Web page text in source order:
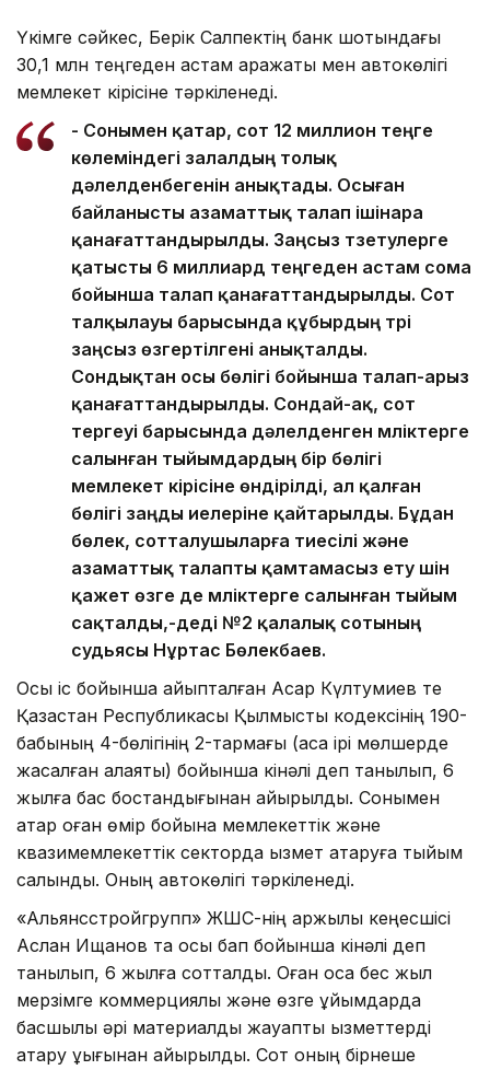
Үкімге сәйкес, Берік Салпектің банк шотындағы
30,1 млн теңгеден астам қаражаты мен автокөлігі
мемлекет кірісіне тәркіленеді.
- Сонымен қатар, сот 12 миллион теңге
көлеміндегі залалдың толық
дәлелденбегенін анықтады. Осыған
байланысты азаматтық талап ішінара
қанағаттандырылды. Заңсыз түзетулерге
қатысты 6 миллиард теңгеден астам сома
бойынша талап қанағаттандырылды. Сот
талқылауы барысында құбырдың түрі
заңсыз өзгертілгені анықталды.
Сондықтан осы бөлігі бойынша талап-арыз
қанағаттандырылды. Сондай-ақ, сот
тергеуі барысында дәлелденген мүліктерге
салынған тыйымдардың бір бөлігі
мемлекет кірісіне өндірілді, ал қалған
бөлігі заңды иелеріне қайтарылды. Бұдан
бөлек, сотталушыларға тиесілі және
азаматтық талапты қамтамасыз ету үшін
қажет өзге де мүліктерге салынған тыйым
сақталды,-деді №2 қалалық сотының
судьясы Нұртас Бөлекбаев.
Осы іс бойынша айыпталған Асқар Күлтумиев те
Қазақстан Республикасы Қылмыстық кодексінің 190-
бабының 4-бөлігінің 2-тармағы (аса ірі мөлшерде
жасалған алаяқтық) бойынша кінәлі деп танылып, 6
жылға бас бостандығынан айырылды. Сонымен
қатар оған өмір бойына мемлекеттік және
квазимемлекеттік секторда қызмет атқаруға тыйым
салынды. Оның автокөлігі тәркіленеді.
«Альянсстройгрупп» ЖШС-нің қаржылық кеңесшісі
Аслан Ищанов та осы бап бойынша кінәлі деп
танылып, 6 жылға сотталды. Оған қоса бес жыл
мерзімге коммерциялық және өзге ұйымдарда
басшылық әрі материалдық жауапты қызметтерді
атқару құқығынан айырылды. Сот оның бірнеше